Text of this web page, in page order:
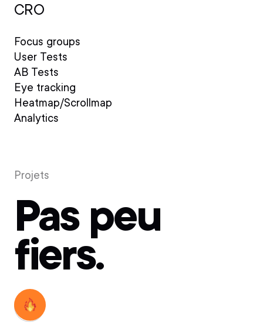
CRO
Focus groups
User Tests
AB Tests
Eye tracking
Heatmap/Scrollmap
Analytics
Projets
Pas peu
fiers.